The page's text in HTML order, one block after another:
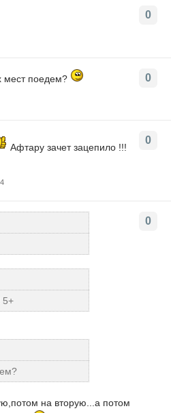
0
0
мест поедем?
0
Афтару зачет зацепило !!!
0
5+
на вторую...а потом